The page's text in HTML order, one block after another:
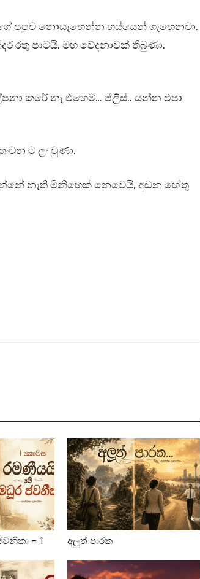
පපුව නොසෑහෙන්න හය්යෙන් ගැහෙනවා.
රතු පාටයි. මහ වේදනාවක් තිබුණා.
කරේ නෑ එහෙම… ප්ලීස්.. යන්න එපා
ට ලං වුණා.
නැති මිනිහෙක් නෙවෙයි, අඬන හේතු
– 1 අලුත් පාරක